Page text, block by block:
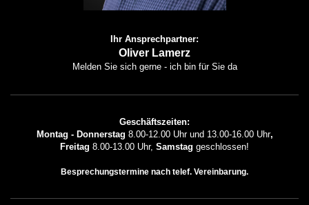
Ihr Ansprechpartner:
Oliver Lamerz
Melden Sie sich gerne - ich bin für Sie da
Geschäftszeiten:
Montag - Donnerstag 8.00-12.00 Uhr und 13.00-16.00 Uhr,
Freitag 8.00-13.00 Uhr, Samstag geschlossen!
Besprechungstermine nach telef. Vereinbarung.